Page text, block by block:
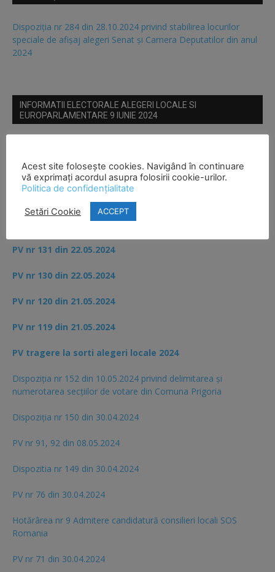
Dispoziția nr 284 din 28.10.2024 privind stabilirea locurilor
speciale de afișaj alegeri Senat și Camera Deputatilor din anul
2024
INFORMATII ELECTORALE ALEGERI LOCALE SI
EUROPARLAMENTARE 9 IUNIE 2024
PV nr 139 din 23.05.2024
Circulară BEC nr 61 din 29.04.2024
Hotărâre BEC nr 59 din 27.04.2024 – urnă specială
PV nr 131 din 22.05.2024
PV nr 130 din 22.05.2024
PV nr 120 din 21.05.2024
PV nr 119 din 21.05.2024
PV tragere la sorti alegeri locale 2024
Dispoziția nr 152 din 10.05.2024 privind delimitarea și
numerotarea secțiilor de votare din Comuna Prigoria
Dispoziția nr 150 din 30.04.2024
PV nr 91, 92 din 08.05.2024
Dispozitia nr 149 din 30.04.2024
PV nr 76 din 30.04.2024
Hotărârea nr 9 Admitere candidatură consilieri locali SOS
Romania
PV nr 71 din 30.04.2024
Acest site folosește cookies. Navigând în continuare
vă exprimați acordul asupra folosirii cookie-urilor.
Politica de confidențialitate
Setări Cookie ACCEPT